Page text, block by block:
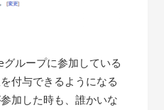
ループに参加している
付与できるようになる
加した時も、誰かいな